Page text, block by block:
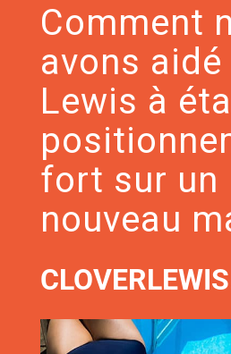
Comment
avons aidé
Lewis à
fort sur un
nouveau